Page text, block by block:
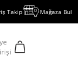
TL İNDİRİM KAZAN!
Takip Mağaza Bul